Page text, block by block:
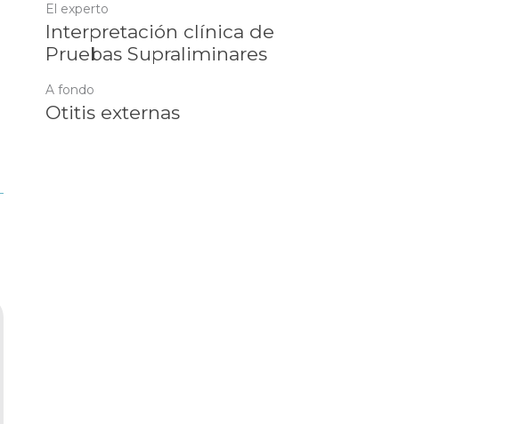
El experto
Interpretación clínica de
Pruebas Supraliminares
A fondo
Otitis externas